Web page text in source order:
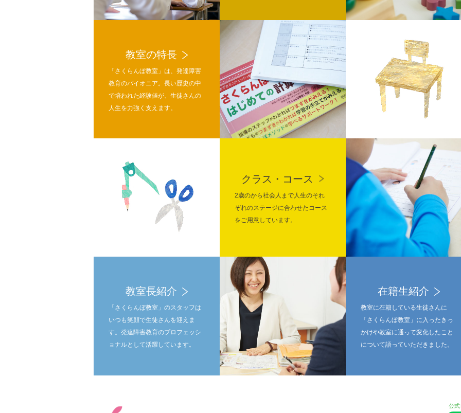
教室の特長
「さくらんぼ教室」は、発達障害
教育のパイオニア。長い歴史の中
で培われた経験値が、生徒さんの
人生を力強く支えます。
クラス・コース
2歳のから社会人まで人生のそれ
ぞれのステージに合わせたコース
をご用意しています。
教室長紹介
「さくらんぼ教室」のスタッフは
いつも笑顔で生徒さんを迎えま
す。発達障害教育のプロフェッシ
ョナルとして活躍しています。
在籍生紹介
教室に在籍している生徒さんに
「さくらんぼ教室」に入ったきっ
かけや教室に通って変化したこと
について語っていただきました。